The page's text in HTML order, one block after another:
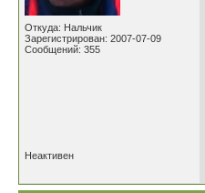
Откуда: Нальчик
Зарегистрирован: 2007-07-09
Сообщений: 355
Неактивен